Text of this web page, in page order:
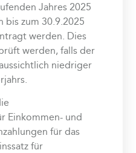
Jahres 2025
bis zum 30.9.2025
werden. Dies
werden, falls der
niedriger
Einkommen- und
für das
für